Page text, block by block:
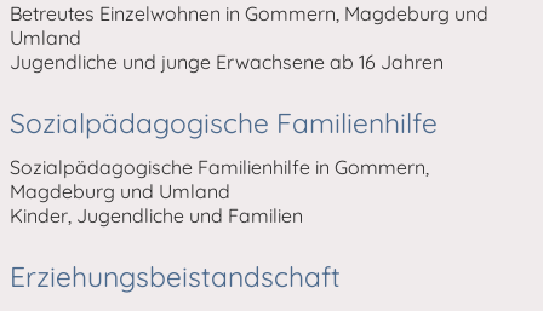
Betreutes Einzelwohnen in Gommern, Magdeburg und
Umland
Jugendliche und junge Erwachsene ab 16 Jahren
Sozialpädagogische Familienhilfe
Sozialpädagogische Familienhilfe in Gommern,
Magdeburg und Umland
Kinder, Jugendliche und Familien
Erziehungsbeistandschaft